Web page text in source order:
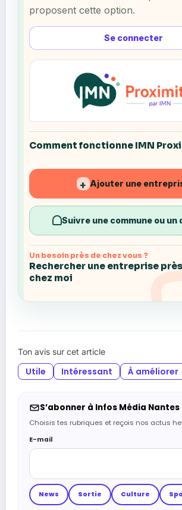
Se connecter
proposent cette option.
Comment fonctionne IMN
+ Ajouter une
Suivre une commune ou un
Un besoin près de chez vous ?
Rechercher une entreprise
chez moi
Ton avis sur cet article
Utile Intéressant À améliorer
S’abonner à Infos Média Nantes
Choisis tes rubriques et reçois nos actus
E-mail
News Sortie Culture